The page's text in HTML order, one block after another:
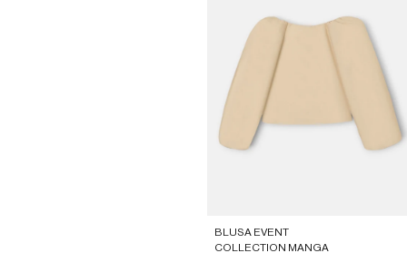
BLUSA EVENT
COLLECTION MANGA